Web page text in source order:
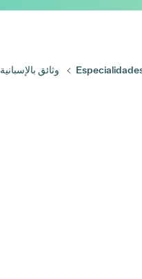
وثائق بالإسبانية